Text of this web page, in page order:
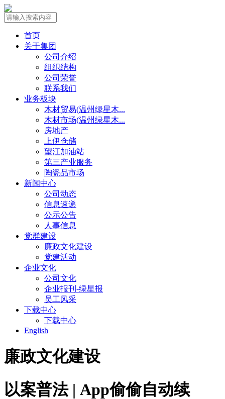
首页
关于集团
公司介绍
组织结构
公司荣誉
联系我们
业务板块
木材贸易(温州绿星木...
木材市场(温州绿星木...
房地产
上伊仓储
望江加油站
第三产业服务
陶瓷品市场
新闻中心
公司动态
信息速递
公示公告
人事信息
党群建设
廉政文化建设
党建活动
企业文化
公司文化
企业报刊-绿星报
员工风采
下载中心
下载中心
English
廉政文化建设
以案普法 | App偷偷自动续